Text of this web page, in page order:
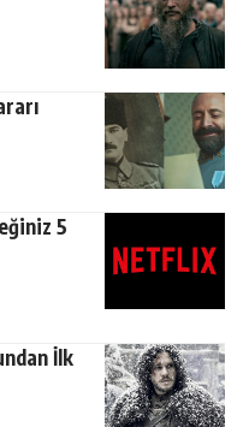
5
İlk